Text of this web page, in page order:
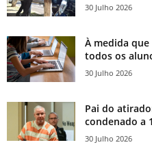
30 Julho 2026
À medida
todos os
30 Julho 2026
Pai do
condenado a
30 Julho 2026